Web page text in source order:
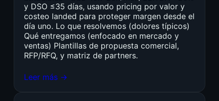
y DSO ≤35 días, usando pricing por valor y
costeo landed para proteger margen desde el
día uno. Lo que resolvemos (dolores típicos)
Qué entregamos (enfocado en mercado y
ventas) Plantillas de propuesta comercial,
RFP/RFQ, y matriz de partners.
Leer más →